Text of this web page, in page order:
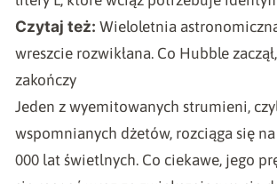
Czytaj też:Wieloletnia
wreszcie rozwikłana. Co Hubble
zakończy
Jeden z wyemitowanych strumieni,
wspomnianych dżetów, rozciąga się
000 lat świetlnych. Co ciekawe, jego